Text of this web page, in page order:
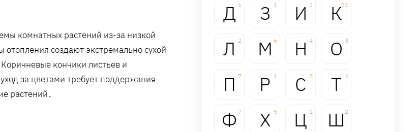
комнатных растений из-за низкой
создают экстремально сухой
кончики листьев и
за цветами требует поддержания
растений․
Д 6 З 1 И 1 К11
Л 2 М 6 Н 4 О 3
П 7 Р 1 С 8 Т 4
Ф 7 Х 5 Ц 1 Ш 2